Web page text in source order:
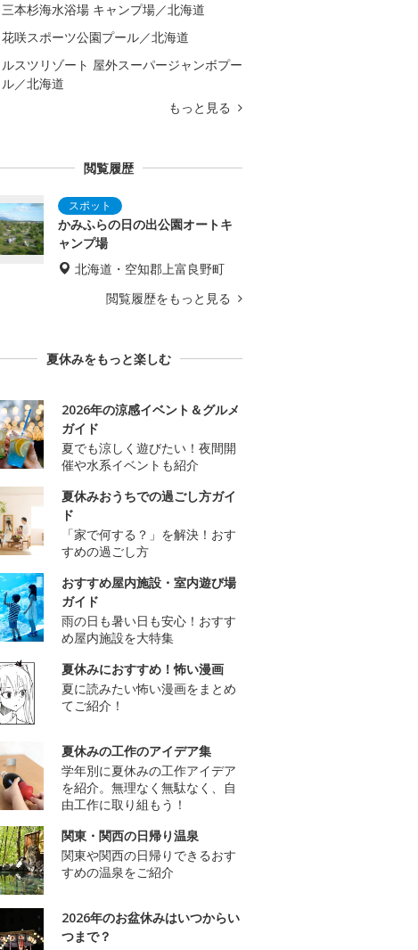
三本杉海水浴場 キャンプ場／北海道
花咲スポーツ公園プール／北海道
ルスツリゾート 屋外スーパージャンボプー
ル／北海道
もっと見る
閲覧履歴
かみふらの日の出公園オートキ
ャンプ場
北海道・空知郡上富良野町
閲覧履歴をもっと見る
夏休みをもっと楽しむ
2026年の涼感イベント＆グルメ
ガイド
夏でも涼しく遊びたい！夜間開
催や水系イベントも紹介
夏休みおうちでの過ごし方ガイ
ド
「家で何する？」を解決！おす
すめの過ごし方
おすすめ屋内施設・室内遊び場
ガイド
雨の日も暑い日も安心！おすす
め屋内施設を大特集
夏休みにおすすめ！怖い漫画
夏に読みたい怖い漫画をまとめ
てご紹介！
夏休みの工作のアイデア集
学年別に夏休みの工作アイデア
を紹介。無理なく無駄なく、自
由工作に取り組もう！
関東・関西の日帰り温泉
関東や関西の日帰りできるおす
すめの温泉をご紹介
2026年のお盆休みはいつからい
つまで？